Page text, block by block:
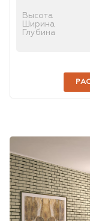
Высота
Ширина
Глубина